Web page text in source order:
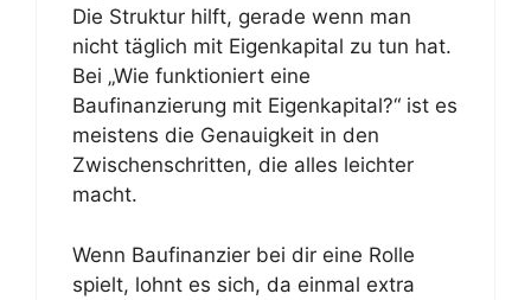
Die Struktur hilft, gerade wenn man
nicht täglich mit Eigenkapital zu tun hat.
Bei „Wie funktioniert eine
Baufinanzierung mit Eigenkapital?“ ist es
meistens die Genauigkeit in den
Zwischenschritten, die alles leichter
macht.
Wenn Baufinanzier bei dir eine Rolle
spielt, lohnt es sich, da einmal extra